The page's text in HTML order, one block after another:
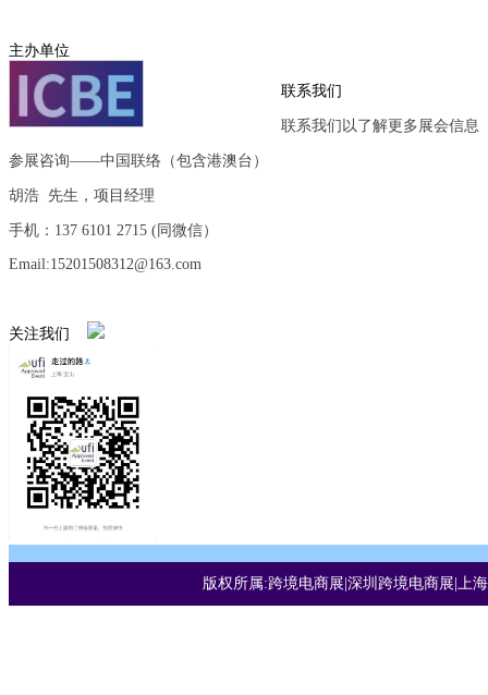
主办单位
联系我们
联系我们以了解更多展会信息
参展咨询——中国联络（包含港澳台）
胡浩 先生，项目经理
手机：137 6101 2715 (同微信）
Email:15201508312@163.com
关注我们
版权所属:跨境电商展|深圳跨境电商展|上